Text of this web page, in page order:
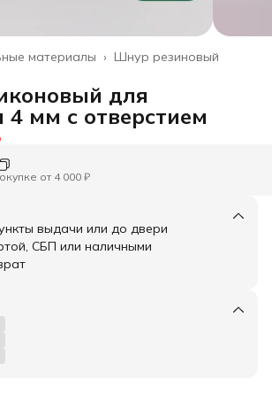
Шнур резиновый
материалы ›
для
4 мм с отверстием
от 4 000 ₽
выдачи или до двери
СБП или наличными